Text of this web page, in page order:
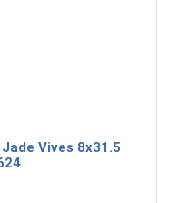
Vives 8х31.5